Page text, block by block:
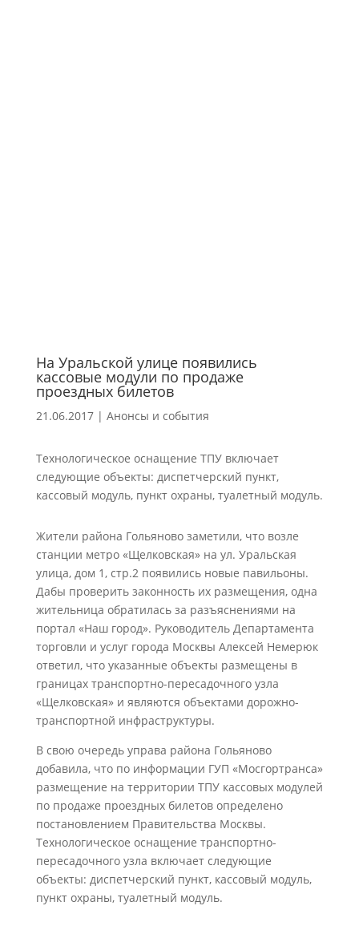
На Уральской улице появились
кассовые модули по продаже
проездных билетов
21.06.2017| Анонсы и события
Технологическое оснащение ТПУ включает
следующие объекты: диспетчерский пункт,
кассовый модуль, пункт охраны, туалетный модуль.
Жители района Гольяново заметили, что возле
станции метро «Щелковская» на ул. Уральская
улица, дом 1, стр.2 появились новые павильоны.
Дабы проверить законность их размещения, одна
жительница обратилась за разъяснениями на
портал «Наш город». Руководитель Департамента
торговли и услуг города Москвы Алексей Немерюк
ответил, что указанные объекты размещены в
границах транспортно-пересадочного узла
«Щелковская» и являются объектами дорожно-
транспортной инфраструктуры.
В свою очередь управа района Гольяново
добавила, что по информации ГУП «Мосгортранса»
размещение на территории ТПУ кассовых модулей
по продаже проездных билетов определено
постановлением Правительства Москвы.
Технологическое оснащение транспортно-
пересадочного узла включает следующие
объекты: диспетчерский пункт, кассовый модуль,
пункт охраны, туалетный модуль.